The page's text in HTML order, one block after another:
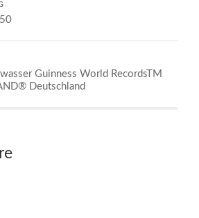
Guinness World RecordsTM
Deutschland